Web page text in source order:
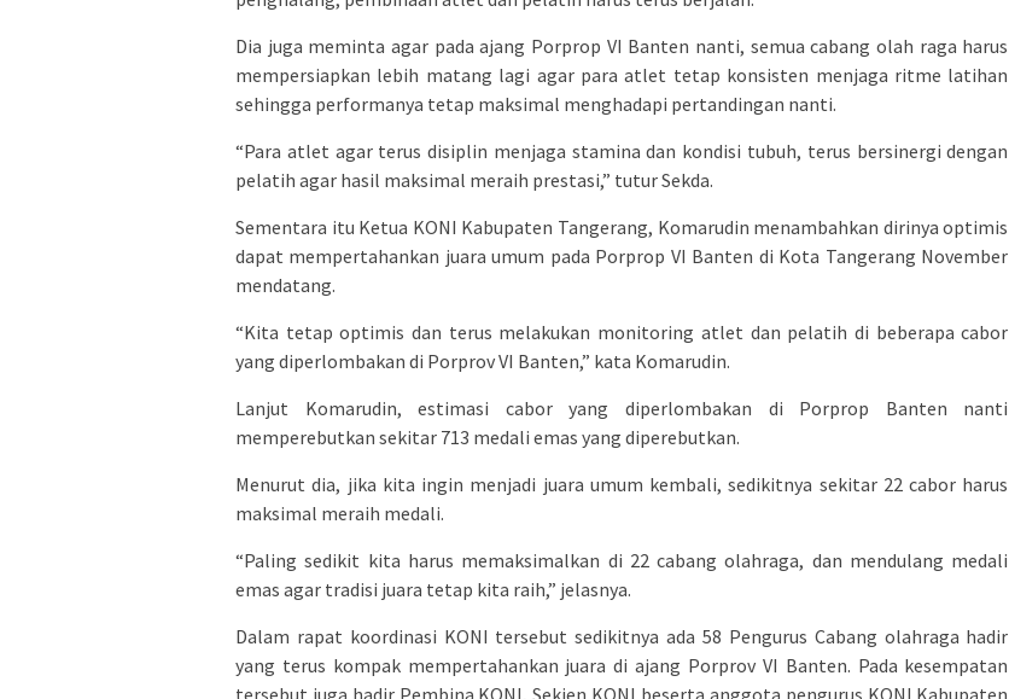
Dia juga meminta agar pada ajang Porprop VI Banten nanti, semua cabang olah raga harus
mempersiapkan lebih matang lagi agar para atlet tetap konsisten menjaga ritme latihan
sehingga performanya tetap maksimal menghadapi pertandingan nanti.
“Para atlet agar terus disiplin menjaga stamina dan kondisi tubuh, terus bersinergi dengan
pelatih agar hasil maksimal meraih prestasi,” tutur Sekda.
Sementara itu Ketua KONI Kabupaten Tangerang, Komarudin menambahkan dirinya optimis
dapat mempertahankan juara umum pada Porprop VI Banten di Kota Tangerang November
mendatang.
“Kita tetap optimis dan terus melakukan monitoring atlet dan pelatih di beberapa cabor
yang diperlombakan di Porprov VI Banten,” kata Komarudin.
Lanjut Komarudin, estimasi cabor yang diperlombakan di Porprop Banten nanti
memperebutkan sekitar 713 medali emas yang diperebutkan.
Menurut dia, jika kita ingin menjadi juara umum kembali, sedikitnya sekitar 22 cabor harus
maksimal meraih medali.
“Paling sedikit kita harus memaksimalkan di 22 cabang olahraga, dan mendulang medali
emas agar tradisi juara tetap kita raih,” jelasnya.
Dalam rapat koordinasi KONI tersebut sedikitnya ada 58 Pengurus Cabang olahraga hadir
yang terus kompak mempertahankan juara di ajang Porprov VI Banten. Pada kesempatan